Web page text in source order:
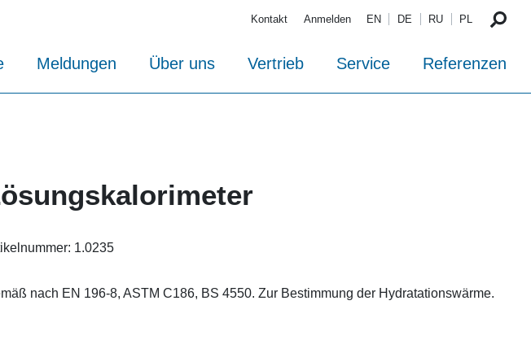
Kontakt Anmelden EN DE RU PL
Meldungen Über uns Vertrieb Service Referenzen
1.0235
nach EN 196-8, ASTM C186, BS 4550. Zur Bestimmung der Hydratationswärme.